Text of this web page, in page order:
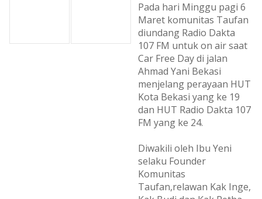
Pada hari Minggu pagi 6
Maret komunitas Taufan
diundang Radio Dakta
107 FM untuk on air saat
Car Free Day di jalan
Ahmad Yani Bekasi
menjelang perayaan HUT
Kota Bekasi yang ke 19
dan HUT Radio Dakta 107
FM yang ke 24.
Diwakili oleh Ibu Yeni
selaku Founder
Komunitas
Taufan,relawan Kak Inge,